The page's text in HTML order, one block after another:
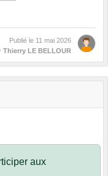
Publié le 11 mai 2026
Thierry LE BELLOUR
aux